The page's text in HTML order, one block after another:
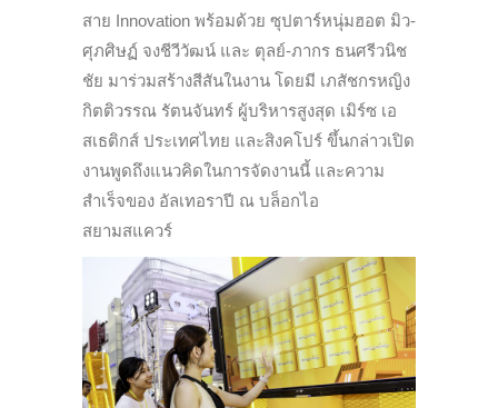
สาย Innovation พร้อมด้วย ซุปตาร์หนุ่มฮอต มิว-
ศุภศิษฏ์ จงชีวีวัฒน์ และ ตุลย์-ภากร ธนศรีวนิช
ชัย มาร่วมสร้างสีสันในงาน โดยมี เภสัชกรหญิง
กิตติวรรณ รัตนจันทร์ ผู้บริหารสูงสุด เมิร์ซ เอ
สเธติกส์ ประเทศไทย และสิงคโปร์ ขึ้นกล่าวเปิด
งานพูดถึงแนวคิดในการจัดงานนี้ และความ
สำเร็จของ อัลเทอราปี ณ บล็อกไอ
สยามสแควร์